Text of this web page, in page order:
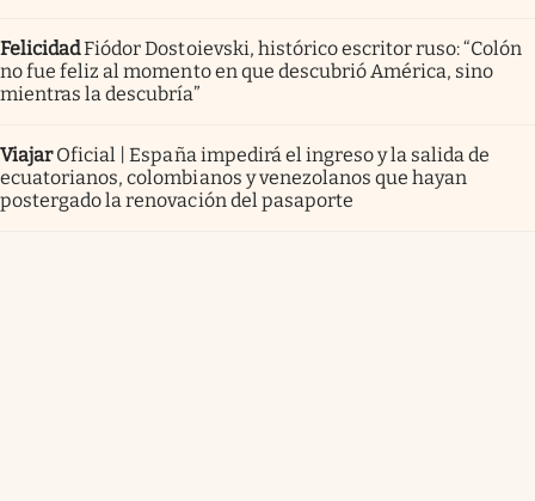
FelicidadFiódor Dostoievski, histórico escritor ruso: “Colón
no fue feliz al momento en que descubrió América, sino
mientras la descubría”
Viajar Oficial | España impedirá el ingreso y la salida de
ecuatorianos, colombianos y venezolanos que hayan
postergado la renovación del pasaporte